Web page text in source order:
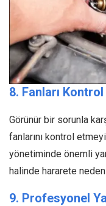
8. Fanları Kontrol
Görünür bir sorunla
fanlarını kontrol
yönetiminde önemli
halinde hararete
9. Profesyonel